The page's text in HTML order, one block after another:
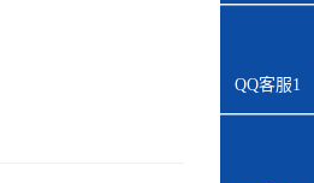
QQ客服1